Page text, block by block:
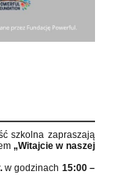
szkolna zapraszają
„Witajcie w naszej
w godzinach 15:00 –